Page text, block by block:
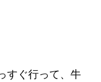
すぐ行って、牛